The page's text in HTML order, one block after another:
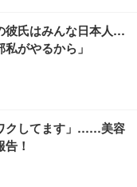
ュ ゲーミング/勉強/事
(ブラック)
チェア 疲れない テレ
ト 30度ロッキング機
90度跳ね上げ式アーム
(ホワイト)
スクチェア 肘なし メ
ト付き 腰サポート ガ
ャスター付き コンパク
27インチ 液晶モニタ
非光沢 HDMI/DisplayP
調整 スイベル VESA対
】GRAPHT THE S
Essential ゲーミン
FHD 量子ドット 残
ック) 【Amazon.co.jp
オーヤマ ペットシーツ
(x 1) (ケース販売)
ツ 超厚型 お徳用 レギ
限定】
彼氏はみんな日本人…
がやるから」
クしてます」……美容
！